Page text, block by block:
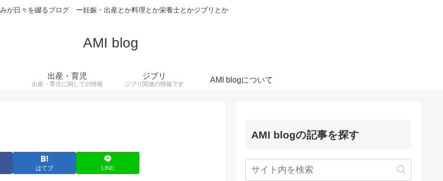
が日々を綴るブログ ー妊娠・出産とか料理とか栄養士とかジブリとか
AMI blog
出産・育児
出産・育児に関しての情報
ジブリ
ジブリ関連の情報です
AMI blogについて
はてブ LINE
AMI blogの記事を探す